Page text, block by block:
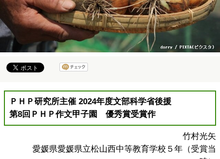
ＰＨＰ研究所主催 2024年度文部科学省後援
第8回ＰＨＰ作文甲子園 優秀賞受賞作
竹村光矢
愛媛県愛媛県立松山西中等教育学校５年（受賞当